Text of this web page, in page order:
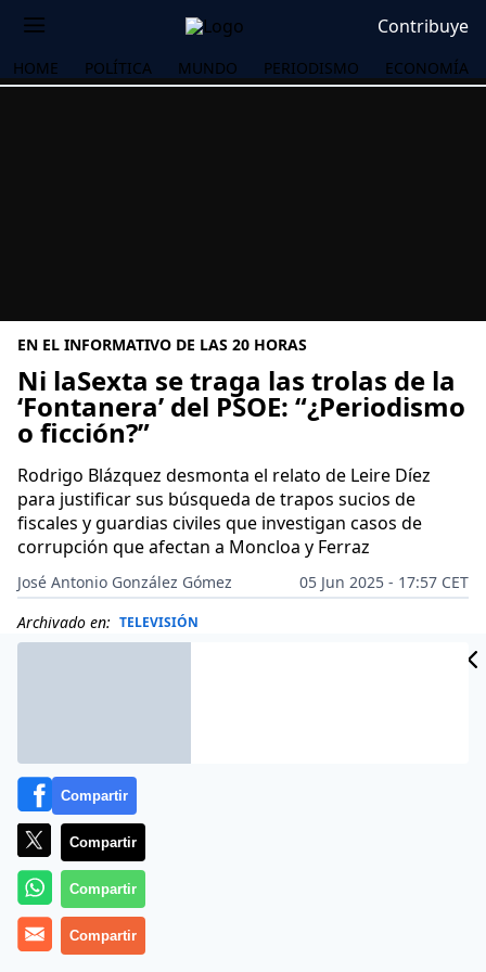
Contribuye
HOME POLÍTICA MUNDO PERIODISMO ECONOMÍA
EN EL INFORMATIVO DE LAS 20 HORAS
Ni laSexta se traga las trolas de la
‘Fontanera’ del PSOE: “¿Periodismo
o ficción?”
Rodrigo Blázquez desmonta el relato de Leire Díez
para justificar sus búsqueda de trapos sucios de
fiscales y guardias civiles que investigan casos de
corrupción que afectan a Moncloa y Ferraz
José Antonio González Gómez
05 Jun 2025 - 17:57 CET
Archivado en: TELEVISIÓN
Compartir
Compartir
Compartir
Compartir